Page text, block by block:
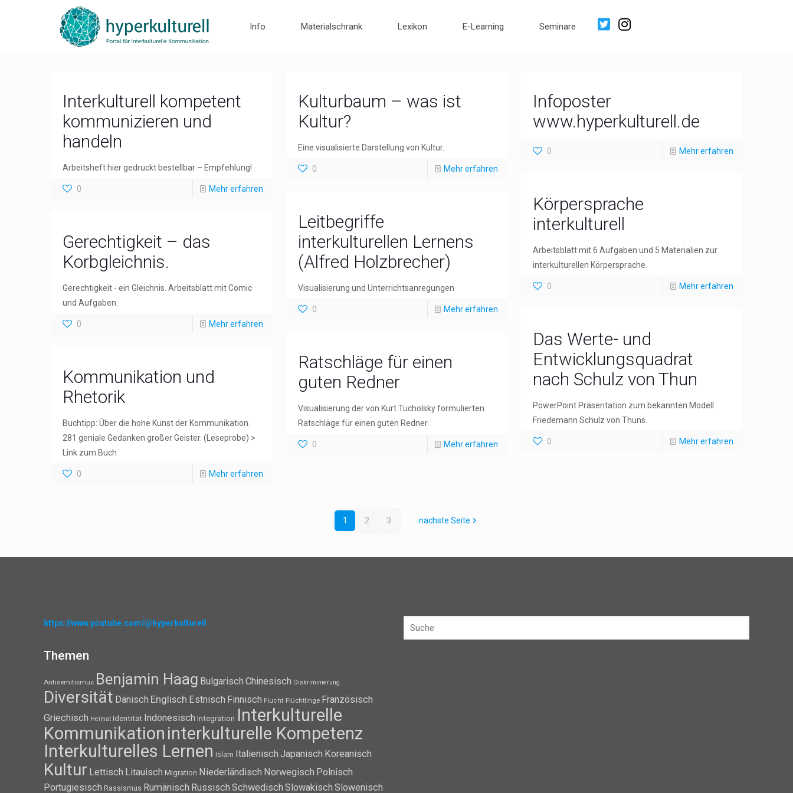
Info Materialschrank Lexikon E-Learning Seminare
Interkulturell kompetent
kommunizieren und
handeln
Arbeitsheft hier gedruckt bestellbar – Empfehlung!
0 Mehr erfahren
Kulturbaum – was ist
Kultur?
Eine visualisierte Darstellung von Kultur.
0 Mehr erfahren
Infoposter
www.hyperkulturell.de
0 Mehr erfahren
Körpersprache
interkulturell
Arbeitsblatt mit 6 Aufgaben und 5 Materialien zur
interkulturellen Körpersprache.
0 Mehr erfahren
Leitbegriffe
interkulturellen Lernens
(Alfred Holzbrecher)
Visualisierung und Unterrichtsanregungen
0 Mehr erfahren
Gerechtigkeit – das
Korbgleichnis.
Gerechtigkeit - ein Gleichnis. Arbeitsblatt mit Comic
und Aufgaben.
0 Mehr erfahren
Das Werte- und
Entwicklungsquadrat
nach Schulz von Thun
PowerPoint Präsentation zum bekannten Modell
Friedemann Schulz von Thuns.
0 Mehr erfahren
Ratschläge für einen
guten Redner
Visualisierung der von Kurt Tucholsky formulierten
Ratschläge für einen guten Redner.
0 Mehr erfahren
Kommunikation und
Rhetorik
Buchtipp: Über die hohe Kunst der Kommunikation.
281 geniale Gedanken großer Geister. (Leseprobe) >
Link zum Buch
0 Mehr erfahren
1 2 3 nächste Seite
https://www.youtube.com/@hyperkulturell
Themen
Antisemitismus Benjamin Haag Bulgarisch Chinesisch Diskriminierung
Diversität Dänisch Englisch Estnisch Finnisch Flucht Flüchtlinge Französisch
Griechisch Heimat Identität Indonesisch Integration Interkulturelle
Kommunikation interkulturelle Kompetenz
Interkulturelles Lernen
Islam Italienisch Japanisch Koreanisch
Kultur Lettisch Litauisch Migration Niederländisch Norwegisch Polnisch
Portugiesisch Rassismus Rumänisch Russisch Schwedisch Slowakisch Slowenisch